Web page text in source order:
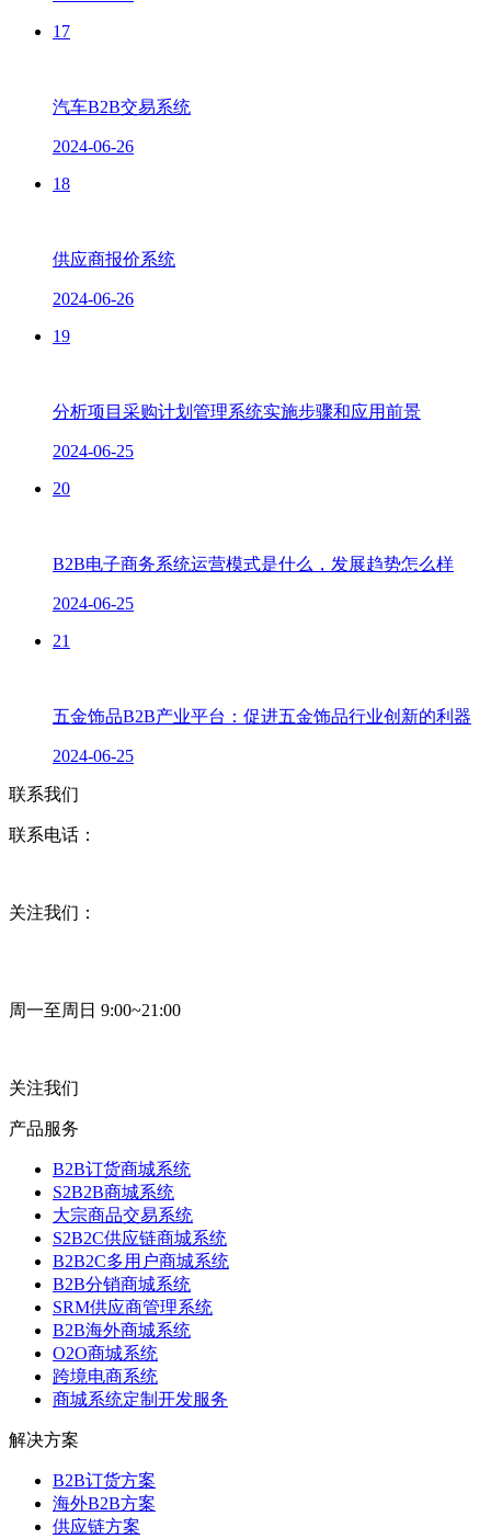
17
汽车B2B交易系统
2024-06-26
18
供应商报价系统
2024-06-26
19
分析项目采购计划管理系统实施步骤和应用前景
2024-06-25
20
B2B电子商务系统运营模式是什么，发展趋势怎么样
2024-06-25
21
五金饰品B2B产业平台：促进五金饰品行业创新的利器
2024-06-25
联系我们
联系电话：
关注我们：
周一至周日 9:00~21:00
关注我们
产品服务
B2B订货商城系统
S2B2B商城系统
大宗商品交易系统
S2B2C供应链商城系统
B2B2C多用户商城系统
B2B分销商城系统
SRM供应商管理系统
B2B海外商城系统
O2O商城系统
跨境电商系统
商城系统定制开发服务
解决方案
B2B订货方案
海外B2B方案
供应链方案